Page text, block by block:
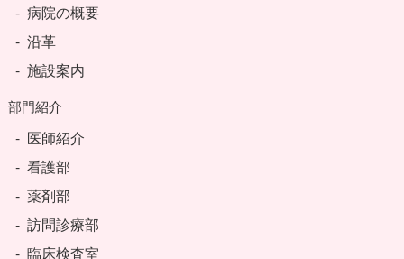
病院の概要
沿革
施設案内
部門紹介
医師紹介
看護部
薬剤部
訪問診療部
臨床検査室